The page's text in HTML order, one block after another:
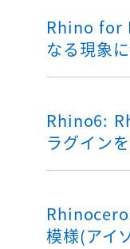
Rhino for
なる現象
Rhino6:
ラグイン
模様(アイ